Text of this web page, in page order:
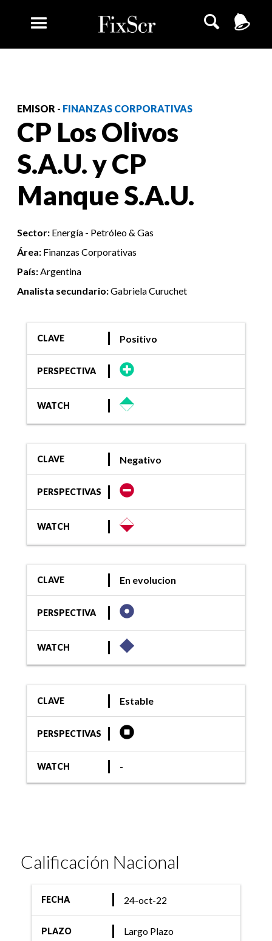
EMISOR - FINANZAS CORPORATIVAS
CP Los Olivos
S.A.U. y CP
Manque S.A.U.
Sector: Energía - Petróleo & Gas
Área: Finanzas Corporativas
País:Argentina
Analista secundario:Gabriela Curuchet
CLAVE Positivo
PERSPECTIVA
WATCH
CLAVE Negativo
PERSPECTIVAS
WATCH
CLAVE En evolucion
PERSPECTIVA
WATCH
CLAVE Estable
PERSPECTIVAS
WATCH -
Calificación Nacional
FECHA 24-oct-22
PLAZO Largo Plazo